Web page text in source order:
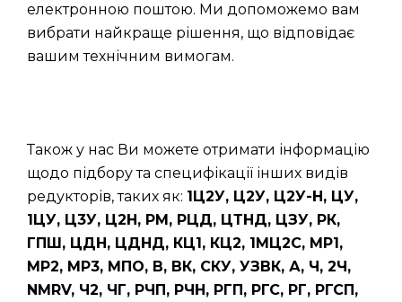
електронною поштою. Ми допоможемо вам
вибрати найкраще рішення, що відповідає
вашим технічним вимогам.
Також у нас Ви можете отримати інформацію
щодо підбору та специфікації інших видів
редукторів, таких як: 1Ц2У, Ц2У, Ц2У-Н, ЦУ,
1ЦУ, Ц3У, Ц2Н, РМ, РЦД, ЦТНД, ЦЗУ, РК,
ГПШ, ЦДН, ЦДНД, КЦ1, КЦ2, 1МЦ2С, МР1,
МР2, МР3, МПО, В, ВК, СКУ, УЗВК, А, Ч, 2Ч,
NMRV, Ч2, ЧГ, РЧП, РЧН, РГП, РГС, РГ, РГСП,